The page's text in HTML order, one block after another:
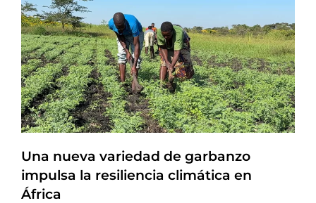
Una nueva variedad de garbanzo
impulsa la resiliencia climática en
África